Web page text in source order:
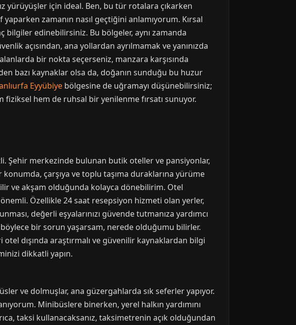
yürüyüşler için ideal. Ben, bu tür rotalara çıkarken
zamanın nasıl geçtiğini anlamıyorum. Kırsal
bilgiler edinebilirsiniz. Bu bölgeler, aynı zamanda
açısından, ana yollardan ayrılmamak ve yanınızda
bir nokta seçerseniz, manzara karşısında
bazı kaynaklar olsa da, doğanın sunduğu bu huzur
Eyyübiye bölgesine de uğramayı düşünebilirsiniz;
hem de ruhsal bir yenilenme fırsatı sunuyor.
Şehir merkezinde bulunan butik oteller ve pansiyonlar,
çarşıya ve toplu taşıma duraklarına yürüme
ve akşam olduğunda kolayca dönebilirim. Otel
Özellikle 24 saat resepsiyon hizmeti olan yerler,
değerli eşyalarınızı güvende tutmanıza yardımcı
böylece bir sorun yaşarsam, nerede olduğumu bilirler.
dışında araştırmalı ve güvenilir kaynaklardan bilgi
dikkatli yapın.
ve dolmuşlar, ana güzergahlarda sık seferler yapıyor.
Minibüslere binerken, yerel halkın yardımını
taksi kullanacaksanız, taksimetrenin açık olduğundan